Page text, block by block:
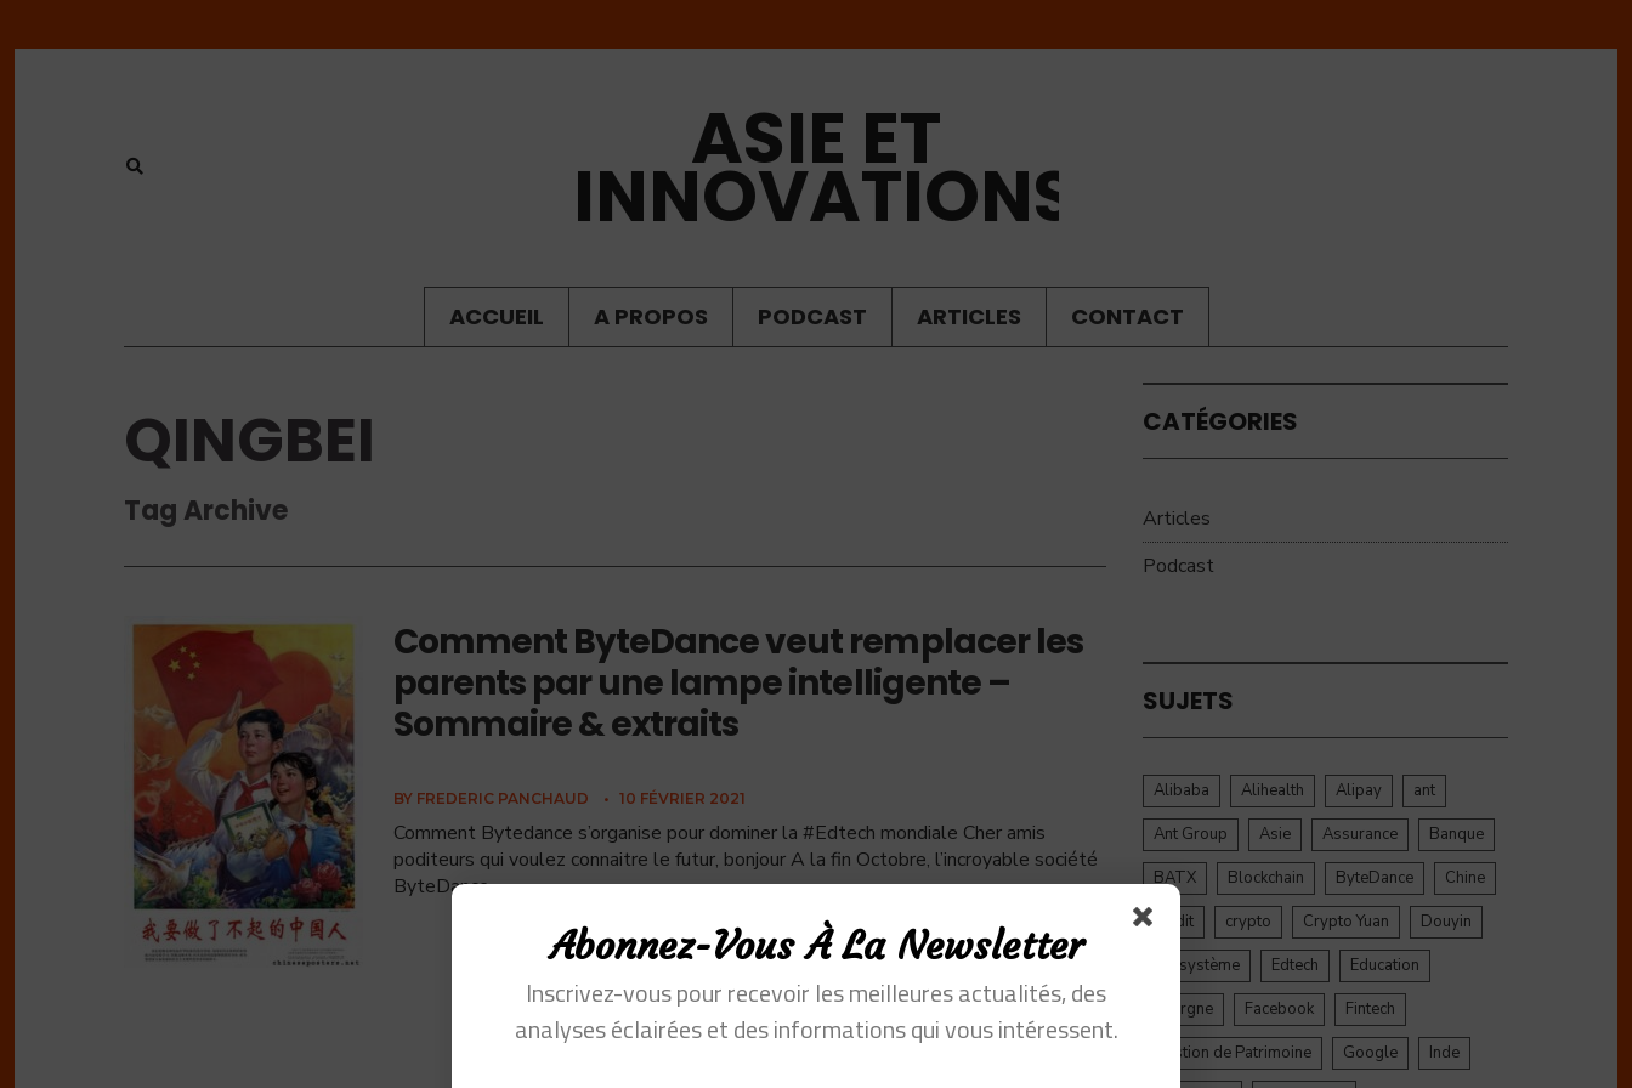
ASIE ET
INNOVATIONS
ACCUEIL A PROPOS PODCAST ARTICLES CONTACT
QINGBEI
Tag Archive
Comment ByteDance veut remplacer les
parents par une lampe intelligente –
Sommaire & extraits
BY FREDERIC PANCHAUD • 10 FÉVRIER 2021
Comment Bytedance s’organise pour dominer la #Edtech mondiale Cher amis
poditeurs qui voulez connaitre le futur, bonjour A la fin Octobre, l’incroyable société
ByteDance...
CATÉGORIES
Articles
Podcast
SUJETS
Alibaba Alihealth Alipay
ant
Ant Group
Asie Assurance
Banque
BATX
Blockchain ByteDance
Chine
credit
crypto Crypto Yuan
Douyin
Ecosystème
Edtech
Education
Epargne
Facebook
Fintech
Gestion de Patrimoine
Google
Inde
Abonnez-Vous À La Newsletter
Inscrivez-vous pour recevoir les meilleures actualités, des
analyses éclairées et des informations qui vous intéressent.